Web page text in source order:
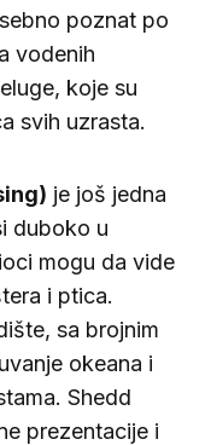
poznat po
vodenih
koje su
svih uzrasta.
je još jedna
duboko u
mogu da vide
i ptica.
sa brojnim
okeana i
Shedd
prezentacije i